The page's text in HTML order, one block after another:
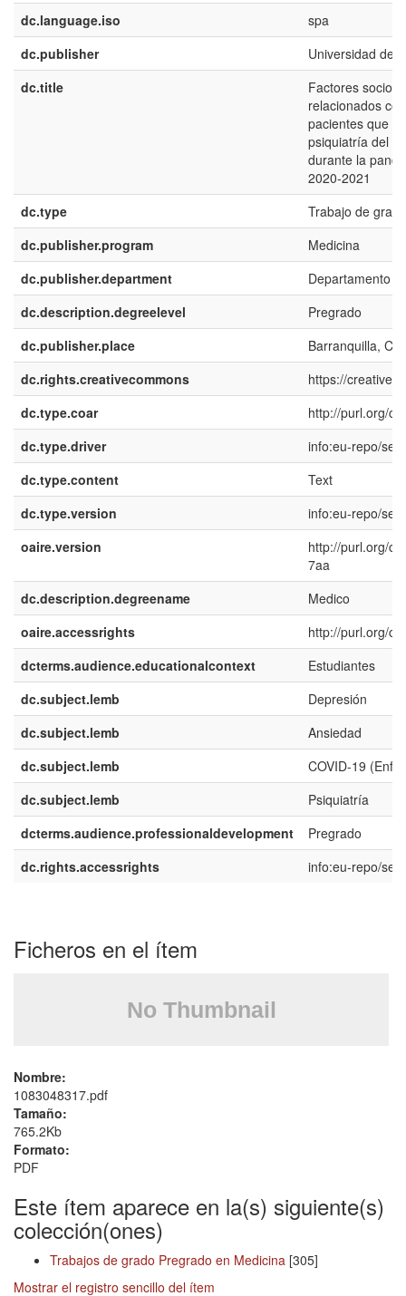
dc.language.iso
spa
dc.publisher
Universidad del
dc.title
Factores
relacionados
pacientes que
psiquiatría del
durante la
2020-2021
dc.type
Trabajo de
dc.publisher.program
Medicina
dc.publisher.department
Departamento
dc.description.degreelevel
Pregrado
dc.publisher.place
Barranquilla,
dc.rights.creativecommons
https://
dc.type.coar
http://purl.org/
dc.type.driver
info:eu-repo/
dc.type.content
Text
dc.type.version
info:eu-repo/
oaire.version
http://purl.org/
7aa
dc.description.degreename
Medico
oaire.accessrights
http://purl.org/
dcterms.audience.educationalcontext
Estudiantes
dc.subject.lemb
Depresión
dc.subject.lemb
Ansiedad
dc.subject.lemb
COVID-19
dc.subject.lemb
Psiquiatría
dcterms.audience.professionaldevelopment
Pregrado
dc.rights.accessrights
info:eu-repo/
Ficheros en el ítem
Nombre:
1083048317.pdf
Tamaño:
765.2Kb
Formato:
PDF
Este ítem aparece en la(s) siguiente(s)
colección(ones)
Trabajos de grado Pregrado en Medicina [305]
Mostrar el registro sencillo del ítem